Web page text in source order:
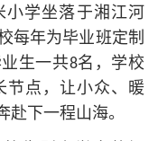
学坐落于湘江河
每年为毕业班定制
生一共8名，学校
节点，让小众、暖
下一程山海。